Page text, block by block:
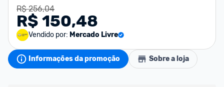
R$ 256,04
R$ 150,48
Vendido por: Mercado Livre
Informações da promoção Sobre a loja